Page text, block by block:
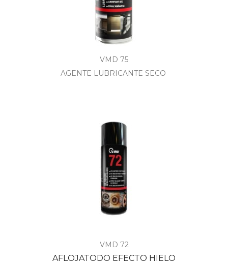
VMD 75
AGENTE LUBRICANTE SECO
VMD 72
AFLOJATODO EFECTO HIELO